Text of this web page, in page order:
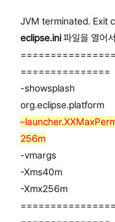
JVM terminated. Exit
eclipse.ini파일을 열어서
===============
-showsplash
org.eclipse.platform
256m
-vmargs
-Xms40m
-Xmx256m